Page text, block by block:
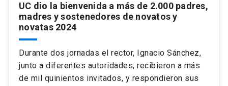
UC dio la bienvenida a más de 2.000 padres,
madres y sostenedores de novatos y
novatas 2024
Durante dos jornadas el rector, Ignacio Sánchez,
junto a diferentes autoridades, recibieron a más
de mil quinientos invitados, y respondieron sus